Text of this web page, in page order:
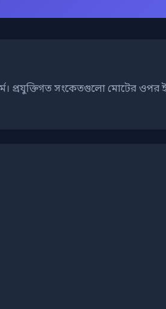
প্রযুক্তিগত সংকেতগুলো মোটের